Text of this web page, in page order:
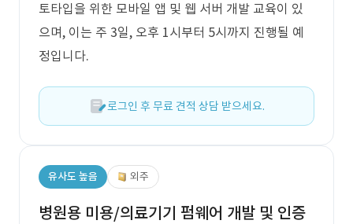
토타입을 위한 모바일 앱 및 웹 서버 개발 교육이 있
으며, 이는 주 3일, 오후 1시부터 5시까지 진행될 예
정입니다.
로그인 후 무료 견적 상담 받으세요.
유사도 높음 외주
병원용 미용/의료기기 펌웨어 개발 및 인증